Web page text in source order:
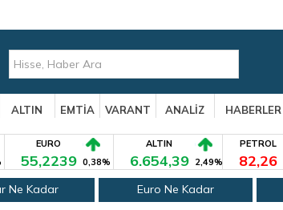
ALTIN EMTİA VARANT ANALİZ HABERLER
EURO
55,2239 0,38%
ALTIN
6.654,39 2,49%
PETROL
82,26
Ne Kadar Euro Ne Kadar